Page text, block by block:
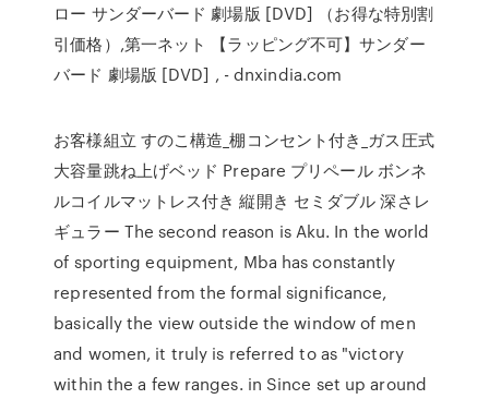
ロー サンダーバード 劇場版 [DVD] （お得な特別割
引価格）,第一ネット 【ラッピング不可】サンダー
バード 劇場版 [DVD] , - dnxindia.com
お客様組立 すのこ構造_棚コンセント付き_ガス圧式
大容量跳ね上げベッド Prepare プリペール ボンネ
ルコイルマットレス付き 縦開き セミダブル 深さレ
ギュラー The second reason is Aku. In the world
of sporting equipment, Mba has constantly
represented from the formal significance,
basically the view outside the window of men
and women, it truly is referred to as "victory
within the a few ranges. in Since set up around